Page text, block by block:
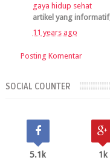
gaya hidup sehat
artikel yang
11 years ago
Posting Komentar
SOCIAL COUNTER
5.1k 1k